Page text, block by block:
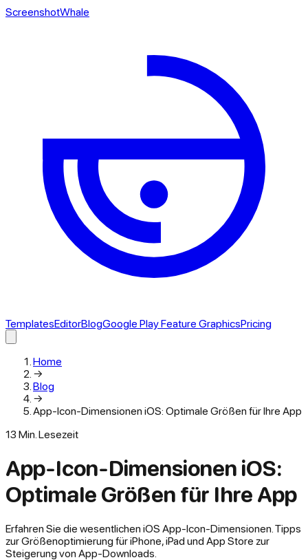
ScreenshotWhale
TemplatesEditorBlogGoogle Play Feature GraphicsPricing
Home
→
Blog
→
App-Icon-Dimensionen iOS: Optimale Größen für Ihre App
13 Min. Lesezeit
App-Icon-Dimensionen iOS:
Optimale Größen für Ihre App
Erfahren Sie die wesentlichen iOS App-Icon-Dimensionen. Tipps
zur Größenoptimierung für iPhone, iPad und App Store zur
Steigerung von App-Downloads.